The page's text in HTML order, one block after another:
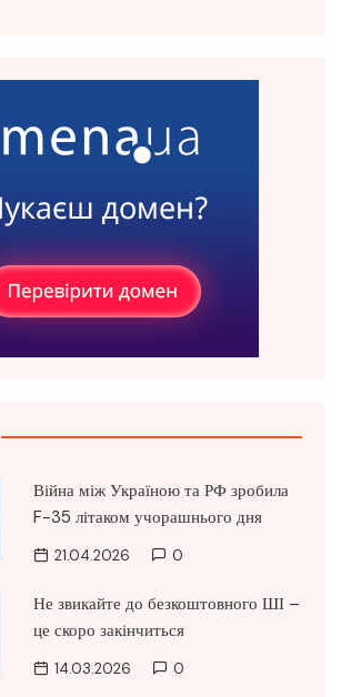
Війна між Україною та РФ зробила
F-35 літаком учорашнього дня
21.04.2026 0
Не звикайте до безкоштовного ШІ –
це скоро закінчиться
14.03.2026 0